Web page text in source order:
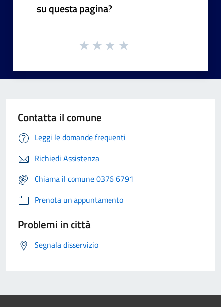
su questa pagina?
Contatta il comune
Leggi le domande frequenti
Richiedi Assistenza
Chiama il comune 0376 6791
Prenota un appuntamento
Problemi in città
Segnala disservizio